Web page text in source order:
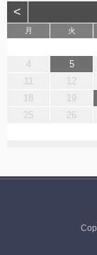
<
月 火
4
5
11
12
18
19
25
26